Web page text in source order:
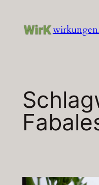
Inhalt